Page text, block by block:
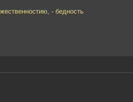
- бедность